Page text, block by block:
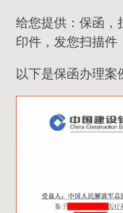
给您提供：保函，
印件，发您扫描件
以下是保函办理案